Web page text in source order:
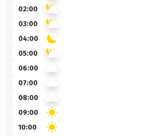
02:00
03:00
04:00
05:00
06:00
07:00
08:00
09:00
10:00